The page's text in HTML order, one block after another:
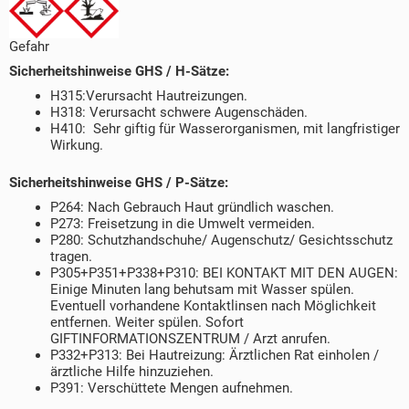
Gefahr
Sicherheitshinweise GHS / H-Sätze:
H315:Verursacht Hautreizungen.
H318: Verursacht schwere Augenschäden.
H410: Sehr giftig für Wasserorganismen, mit langfristiger
Wirkung.
Sicherheitshinweise GHS / P-Sätze:
P264: Nach Gebrauch Haut gründlich waschen.
P273: Freisetzung in die Umwelt vermeiden.
P280: Schutzhandschuhe/ Augenschutz/ Gesichtsschutz
tragen.
P305+P351+P338+P310: BEI KONTAKT MIT DEN AUGEN:
Einige Minuten lang behutsam mit Wasser spülen.
Eventuell vorhandene Kontaktlinsen nach Möglichkeit
entfernen. Weiter spülen. Sofort
GIFTINFORMATIONSZENTRUM / Arzt anrufen.
P332+P313: Bei Hautreizung: Ärztlichen Rat einholen /
ärztliche Hilfe hinzuziehen.
P391: Verschüttete Mengen aufnehmen.